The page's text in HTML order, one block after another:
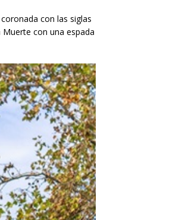
con las siglas
con una espada